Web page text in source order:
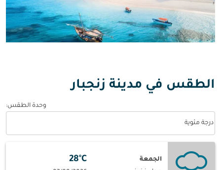
الطقس في مدينة زنجبار
وحدة الطقس:
درجة مئوية
الجمعة
28°C